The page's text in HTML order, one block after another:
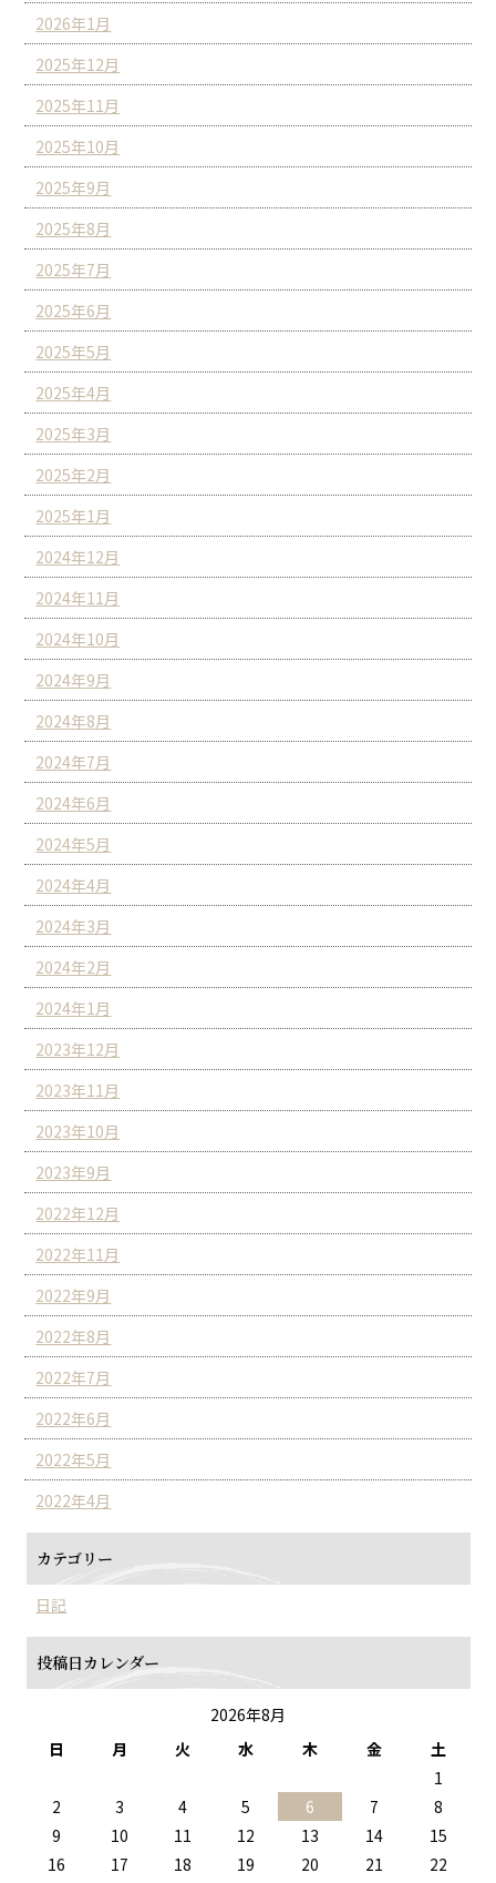
2026年1月
2025年12月
2025年11月
2025年10月
2025年9月
2025年8月
2025年7月
2025年6月
2025年5月
2025年4月
2025年3月
2025年2月
2025年1月
2024年12月
2024年11月
2024年10月
2024年9月
2024年8月
2024年7月
2024年6月
2024年5月
2024年4月
2024年3月
2024年2月
2024年1月
2023年12月
2023年11月
2023年10月
2023年9月
2022年12月
2022年11月
2022年9月
2022年8月
2022年7月
2022年6月
2022年5月
2022年4月
カテゴリー
日記
投稿日カレンダー
2026年8月
日
月 火 水 木 金
土
1
2
3 4 5 6 7
8
9
10 11 12 13 14
15
16
17 18 19 20 21
22